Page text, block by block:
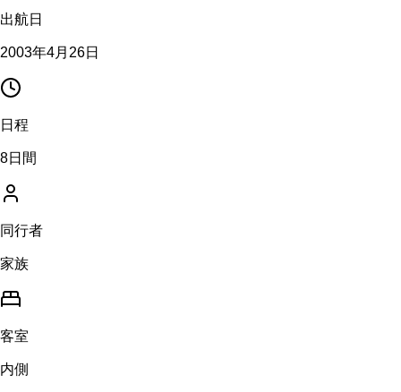
出航日
2003年4月26日
日程
8日間
同行者
家族
客室
内側